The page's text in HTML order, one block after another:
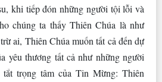
khi tiếp đón những người tội lỗi và
chúng ta thấy Thiên Chúa là như
ai, Thiên Chúa muốn tất cả đến dự
yêu thương tất cả như những người
trọng tâm của Tin Mừng: Thiên